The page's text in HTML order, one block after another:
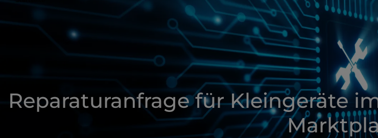
Reparaturanfrage für Kleingeräte